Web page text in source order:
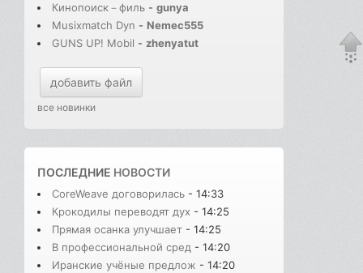
Кинопоиск－филь - gunya
Musixmatch Dyn - Nemec555
GUNS UP! Mobil - zhenyatut
добавить файл
все новинки
ПОСЛЕДНИЕ НОВОСТИ
CoreWeave договорилась - 14:33
Крокодилы переводят дух - 14:25
Прямая осанка улучшает - 14:25
В профессиональной сред - 14:20
Иранские учёные предлож - 14:20